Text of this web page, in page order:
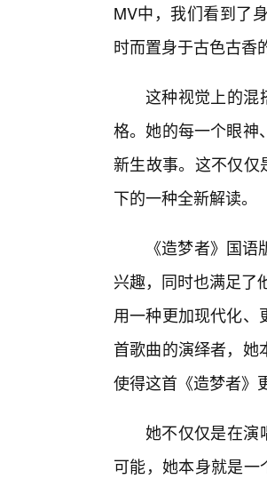
MV中，我们看到了
时而置身于古色古香
这种视觉上的混
格。她的每一个眼神
新生故事。这不仅仅
下的一种全新解读。
《造梦者》国
兴趣，同时也满足了
用一种更加现代化、
首歌曲的演绎者，她
使得这首《造梦者》
她不仅仅是在演
可能，她本身就是一